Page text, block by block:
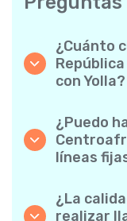
¿Cuánto
con Yolla?
para
recientes
sorpresas.
¿Puedo
líneas
móviles
¿La
realizar